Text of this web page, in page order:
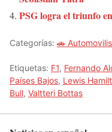
PSG logra el triunfo
Categorías: 🚗
Etiquetas: F1, Fernando
Países Bajos, Lewis
Bull, Valtteri Bottas